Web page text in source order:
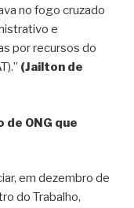
no fogo cruzado
e
por recursos do
(Jailton de
ONG que
em dezembro de
do Trabalho,